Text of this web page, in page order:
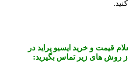
قیمت و خرید ایسیو پراید در
از روش های زیر تماس بگیرید: